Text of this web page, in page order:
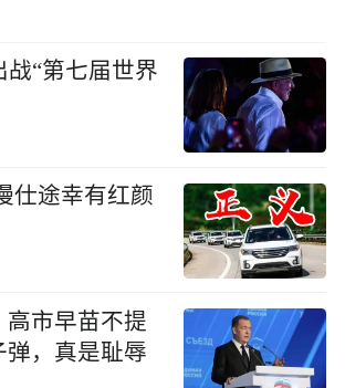
战“第七届世界
仕途幸有红颜
高市早苗不提
弹，真是耻辱